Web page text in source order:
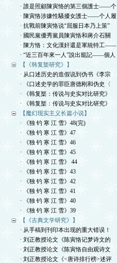
· 誰是照顧陳寅恪的第三個護士——个
· 陳寅恪涉嫌性騷擾女護士——个人履
· 抗戰前陳寅恪说“屈服日本乃上策”
· 國民黨優秀黨員陳寅恪和蔣介石關
· 陳方恪：文化漢奸還是軍統特工——
· “近三百年來一人”說出籠記——個人
【《韩复榘研究》】
· 从口述历史的造假说到伪书《李宗
· 《口述史学的罪臣唐德刚和伪史〈
· 《韩复榘：传说与史实对比研究》
· 《韩复榘：传说与史实对比研究》
【魔幻现实主义长篇小说】
· 《独 钓 寒 江 雪》48(完)
· 《独 钓 寒 江 雪》47
· 《独 钓 寒 江 雪》46
· 《独 钓 寒 江 雪》45
· 《独 钓 寒 江 雪》 44
· 《独 钓 寒 江 雪》43
· 《独 钓 寒 江 雪》42
· 《独 钓 寒 江 雪》41
· 《独 钓 寒 江 雪》40
· 《独 钓 寒 江 雪》39
【《古典文学研究》】
· 从手稿到刊印本出现的重大错误！
· 刘正教授论文《陈寅恪记梦诗文的
· 刘正教授论文《陈寅恪自由观诗文
· 刘正教授论文《<唐诗排行榜>述评